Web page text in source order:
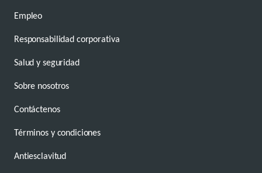
Empleo
Responsabilidad corporativa
Salud y seguridad
Sobre nosotros
Contáctenos
Términos y condiciones
Antiesclavitud